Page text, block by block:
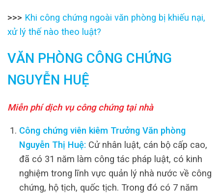
>>> Khi công chứng ngoài văn phòng bị khiếu nại,
xử lý thế nào theo luật?
VĂN PHÒNG CÔNG CHỨNG
NGUYỄN HUỆ
Miễn phí dịch vụ công chứng tại nhà
Công chứng viên kiêm Trưởng Văn phòng
Nguyễn Thị Huệ: Cử nhân luật, cán bộ cấp cao,
đã có 31 năm làm công tác pháp luật, có kinh
nghiệm trong lĩnh vực quản lý nhà nước về công
chứng, hộ tịch, quốc tịch. Trong đó có 7 năm